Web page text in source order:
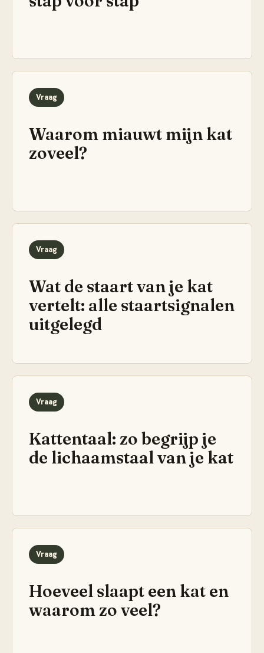
Vraag
Waarom miauwt mijn kat
zoveel?
Vraag
Wat de staart van je kat
vertelt: alle staartsignalen
uitgelegd
Vraag
Kattentaal: zo begrijp je
de lichaamstaal van je kat
Vraag
Hoeveel slaapt een kat en
waarom zo veel?